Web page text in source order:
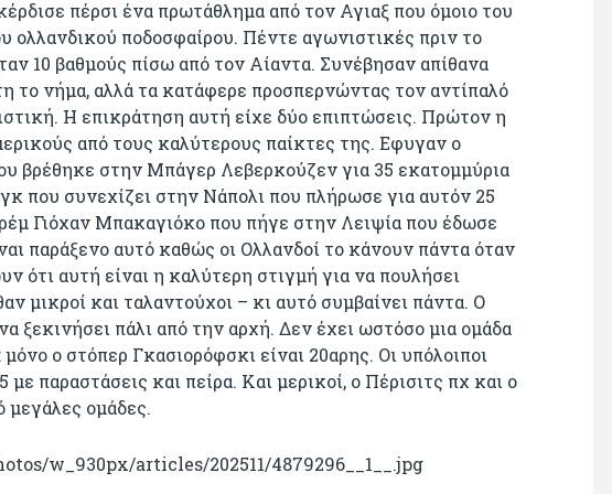
πέρσι ένα πρωτάθλημα από τον Αγιαξ που όμοιο του
ολλανδικού ποδοσφαίρου. Πέντε αγωνιστικές πριν το
10 βαθμούς πίσω από τον Αίαντα. Συνέβησαν απίθανα
το νήμα, αλλά τα κατάφερε προσπερνώντας τον αντίπαλό
Η επικράτηση αυτή είχε δύο επιπτώσεις. Πρώτον η
από τους καλύτερους παίκτες της. Eφυγαν ο
βρέθηκε στην Μπάγερ Λεβερκούζεν για 35 εκατομμύρια
που συνεχίζει στην Νάπολι που πλήρωσε για αυτόν 25
Γιόχαν Μπακαγιόκο που πήγε στην Λειψία που έδωσε
παράξενο αυτό καθώς οι Ολλανδοί το κάνουν πάντα όταν
ότι αυτή είναι η καλύτερη στιγμή για να πουλήσει
μικροί και ταλαντούχοι – κι αυτό συμβαίνει πάντα. Ο
ξεκινήσει πάλι από την αρχή. Δεν έχει ωστόσο μια ομάδα
ο στόπερ Γκασιορόφσκι είναι 20αρης. Οι υπόλοιποι
με παραστάσεις και πείρα. Και μερικοί, ο Πέρισιτς πχ και ο
μεγάλες ομάδες.